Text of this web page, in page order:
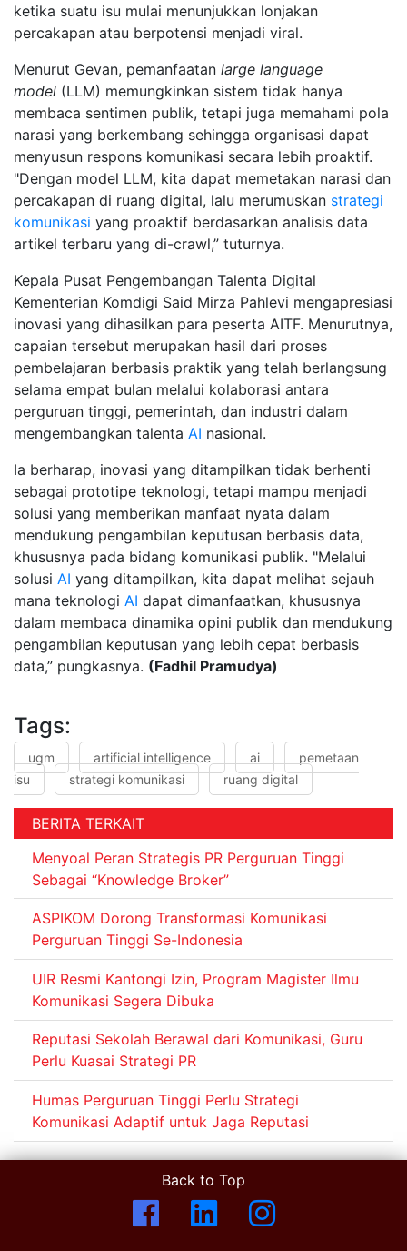
ketika suatu isu mulai menunjukkan lonjakan
percakapan atau berpotensi menjadi viral.
Menurut Gevan, pemanfaatan large language
model (LLM) memungkinkan sistem tidak hanya
membaca sentimen publik, tetapi juga memahami pola
narasi yang berkembang sehingga organisasi dapat
menyusun respons komunikasi secara lebih proaktif.
"Dengan model LLM, kita dapat memetakan narasi dan
percakapan di ruang digital, lalu merumuskan strategi
komunikasi yang proaktif berdasarkan analisis data
artikel terbaru yang di-crawl,” tuturnya.
Kepala Pusat Pengembangan Talenta Digital
Kementerian Komdigi Said Mirza Pahlevi mengapresiasi
inovasi yang dihasilkan para peserta AITF. Menurutnya,
capaian tersebut merupakan hasil dari proses
pembelajaran berbasis praktik yang telah berlangsung
selama empat bulan melalui kolaborasi antara
perguruan tinggi, pemerintah, dan industri dalam
mengembangkan talenta AI nasional.
Ia berharap, inovasi yang ditampilkan tidak berhenti
sebagai prototipe teknologi, tetapi mampu menjadi
solusi yang memberikan manfaat nyata dalam
mendukung pengambilan keputusan berbasis data,
khususnya pada bidang komunikasi publik. "Melalui
solusi AI yang ditampilkan, kita dapat melihat sejauh
mana teknologi AI dapat dimanfaatkan, khususnya
dalam membaca dinamika opini publik dan mendukung
pengambilan keputusan yang lebih cepat berbasis
data,” pungkasnya. (Fadhil Pramudya)
Tags:
ugm artificial intelligence ai
pemetaan
isu
strategi komunikasi ruang digital
BERITA TERKAIT
Menyoal Peran Strategis PR Perguruan Tinggi
Sebagai “Knowledge Broker”
ASPIKOM Dorong Transformasi Komunikasi
Perguruan Tinggi Se-Indonesia
UIR Resmi Kantongi Izin, Program Magister Ilmu
Komunikasi Segera Dibuka
Reputasi Sekolah Berawal dari Komunikasi, Guru
Perlu Kuasai Strategi PR
Humas Perguruan Tinggi Perlu Strategi
Komunikasi Adaptif untuk Jaga Reputasi
Back to Top